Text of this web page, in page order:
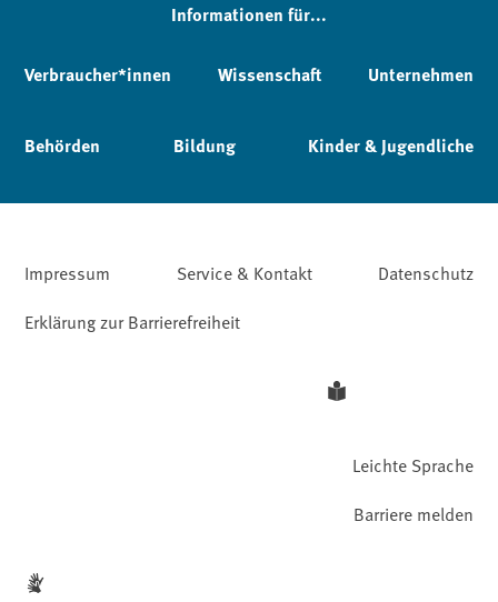
Informationen für...
Verbraucher*innen Wissenschaft Unternehmen
Behörden Bildung Kinder & Jugendliche
Impressum Service & Kontakt
Datenschutz
Erklärung zur Barrierefreiheit
Leichte Sprache
Barriere melden